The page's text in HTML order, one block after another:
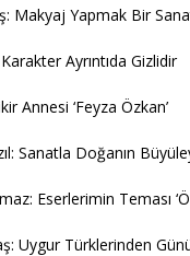
Makyaj Yapmak Bir
Ayrıntıda Gizlidir
Annesi ‘Feyza Özkan’
Sanatla Doğanın
Eserlerimin Teması
Uygur Türklerinden